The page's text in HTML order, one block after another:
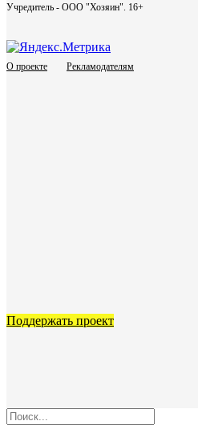
Учредитель - ООО "Хозяин". 16+
О проекте Рекламодателям
Поддержать проект